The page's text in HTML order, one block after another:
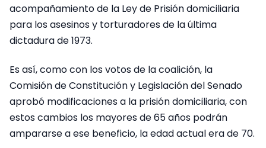
acompañamiento de la Ley de Prisión domiciliaria
para los asesinos y torturadores de la última
dictadura de 1973.
Es así, como con los votos de la coalición, la
Comisión de Constitución y Legislación del Senado
aprobó modificaciones a la prisión domiciliaria, con
estos cambios los mayores de 65 años podrán
ampararse a ese beneficio, la edad actual era de 70.